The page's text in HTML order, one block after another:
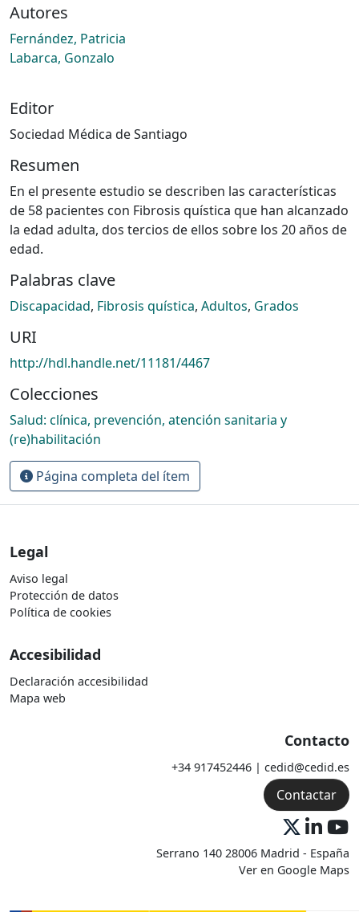
Autores
Fernández, Patricia
Labarca, Gonzalo
Editor
Sociedad Médica de Santiago
Resumen
En el presente estudio se describen las características
de 58 pacientes con Fibrosis quística que han alcanzado
la edad adulta, dos tercios de ellos sobre los 20 años de
edad.
Palabras clave
Discapacidad, Fibrosis quística, Adultos, Grados
URI
http://hdl.handle.net/11181/4467
Colecciones
Salud: clínica, prevención, atención sanitaria y
(re)habilitación
Página completa del ítem
Legal
Aviso legal
Protección de datos
Política de cookies
Accesibilidad
Declaración accesibilidad
Mapa web
Contacto
+34 917452446 | cedid@cedid.es
Contactar
Serrano 140 28006 Madrid - España
Ver en Google Maps